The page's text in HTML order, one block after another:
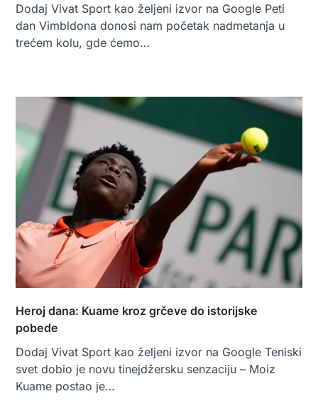
Dodaj Vivat Sport kao željeni izvor na Google Peti
dan Vimbldona donosi nam početak nadmetanja u
trećem kolu, gde ćemo…
Heroj dana: Kuame kroz grčeve do istorijske
pobede
Dodaj Vivat Sport kao željeni izvor na Google Teniski
svet dobio je novu tinejdžersku senzaciju – Moiz
Kuame postao je…